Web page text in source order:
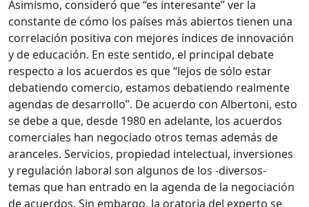
Asimismo, consideró que “es interesante” ver la
constante de cómo los países más abiertos tienen una
correlación positiva con mejores índices de innovación
y de educación. En este sentido, el principal debate
respecto a los acuerdos es que “lejos de sólo estar
debatiendo comercio, estamos debatiendo realmente
agendas de desarrollo”. De acuerdo con Albertoni, esto
se debe a que, desde 1980 en adelante, los acuerdos
comerciales han negociado otros temas además de
aranceles. Servicios, propiedad intelectual, inversiones
y regulación laboral son algunos de los -diversos-
temas que han entrado en la agenda de la negociación
de acuerdos. Sin embargo, la oratoria del experto se